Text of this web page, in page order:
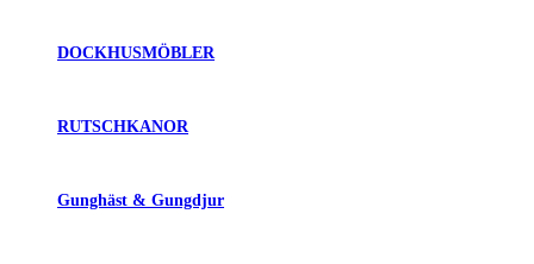
DOCKHUSMÖBLER
RUTSCHKANOR
Gunghäst & Gungdjur